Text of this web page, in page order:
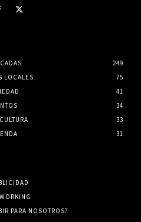
249
LOCALES
75
41
34
33
31
PARA NOSOTROS?